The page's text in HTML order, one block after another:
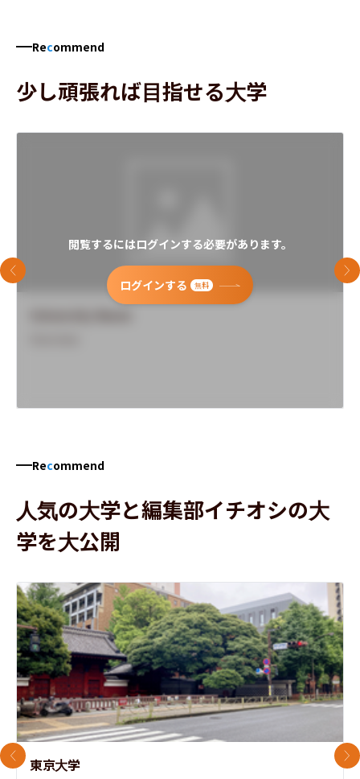
Recommend
少し頑張れば目指せる大学
閲覧するにはログインする必要があります。
ログインする 無料
前のスライド 次
Recommend
人気の大学と編集部イチオシの大
学を大公開
東京大学
前のスライド 次